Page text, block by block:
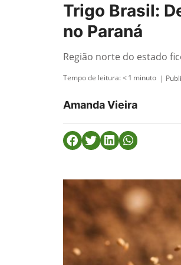
Trigo Brasil:
no Paraná
Região norte do estado
Tempo de leitura:< 1 minuto |
Amanda Vieira